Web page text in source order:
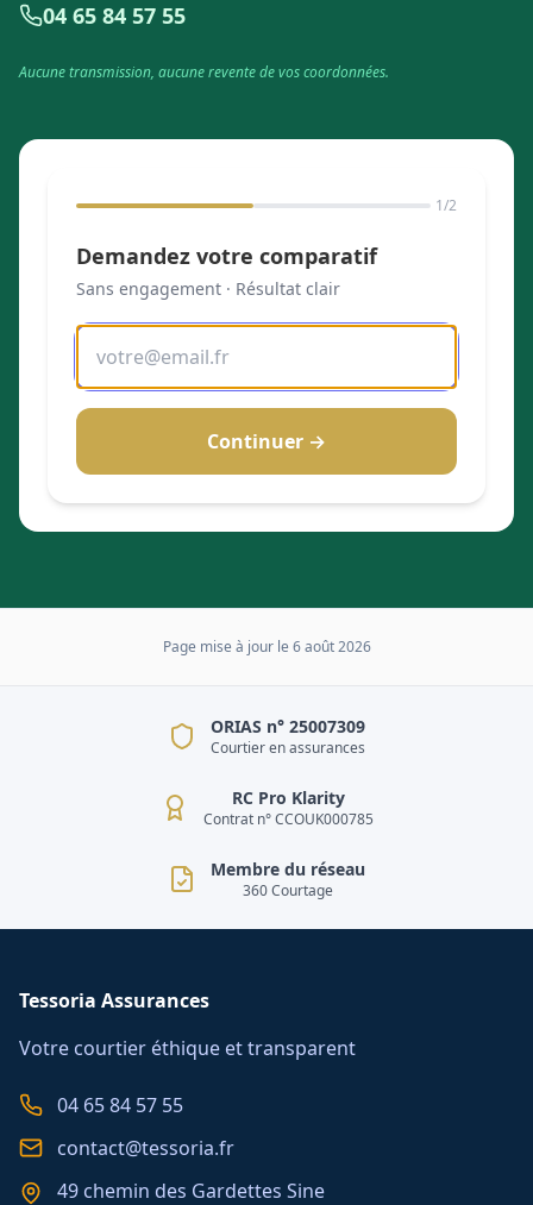
04 65 84 57 55
Aucune transmission, aucune revente de vos coordonnées.
1/2
Demandez votre comparatif
Sans engagement · Résultat clair
Continuer →
Page mise à jour le 6 août 2026
ORIAS n° 25007309
Courtier en assurances
RC Pro Klarity
Contrat n° CCOUK000785
Membre du réseau
360 Courtage
Tessoria Assurances
Votre courtier éthique et transparent
04 65 84 57 55
contact@tessoria.fr
49 chemin des Gardettes Sine